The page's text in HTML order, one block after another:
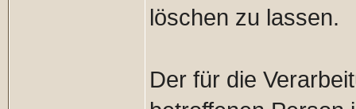
löschen zu lassen.
Der für die